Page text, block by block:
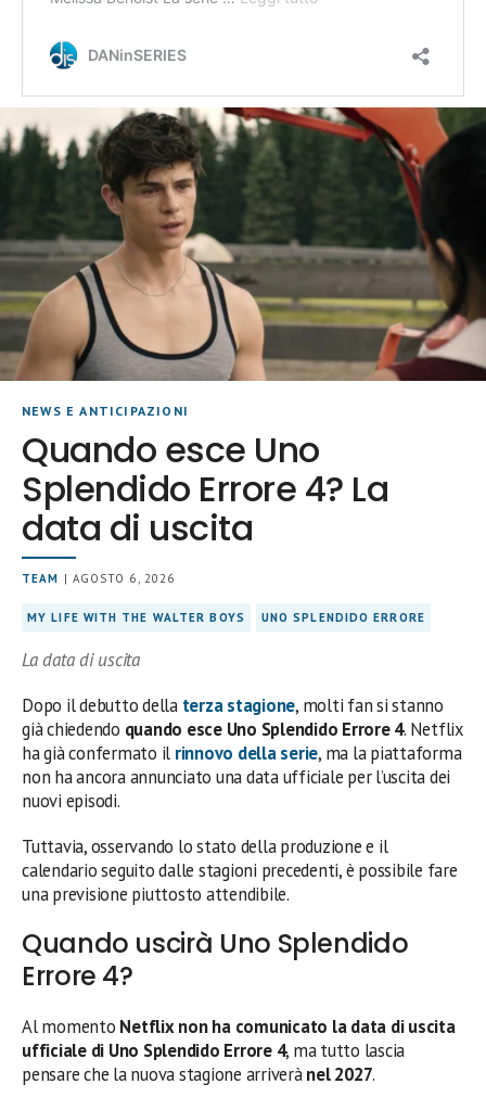
NEWS E ANTICIPAZIONI
Quando esce Uno
Splendido Errore 4? La
data di uscita
TEAM | AGOSTO 6, 2026
MY LIFE WITH THE WALTER BOYS UNO SPLENDIDO ERRORE
La data di uscita
Dopo il debutto della terza stagione, molti fan si stanno
già chiedendo quando esce Uno Splendido Errore 4. Netflix
ha già confermato il rinnovo della serie, ma la piattaforma
non ha ancora annunciato una data ufficiale per l’uscita dei
nuovi episodi.
Tuttavia, osservando lo stato della produzione e il
calendario seguito dalle stagioni precedenti, è possibile fare
una previsione piuttosto attendibile.
Quando uscirà Uno Splendido
Errore 4?
Al momento Netflix non ha comunicato la data di uscita
ufficiale di Uno Splendido Errore 4, ma tutto lascia
pensare che la nuova stagione arriverànel 2027.